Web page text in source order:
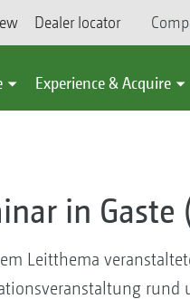
Dealer locator
Experience & Acquire
in Gaste
Leitthema